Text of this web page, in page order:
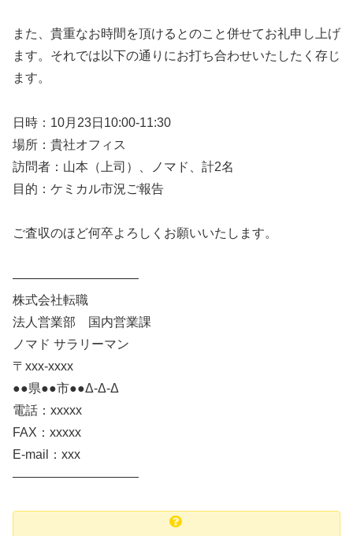
また、貴重なお時間を頂けるとのこと併せてお礼申し上げ
ます。それでは以下の通りにお打ち合わせいたしたく存じ
ます。
日時：10月23日10:00-11:30
場所：貴社オフィス
訪問者：山本（上司）、ノマド、計2名
目的：ケミカル市況ご報告
ご査収のほど何卒よろしくお願いいたします。
——————————
株式会社転職
法人営業部 国内営業課
ノマド サラリーマン
〒xxx-xxxx
●●県●●市●●Δ-Δ-Δ
電話：xxxxx
FAX：xxxxx
E-mail：xxx
——————————